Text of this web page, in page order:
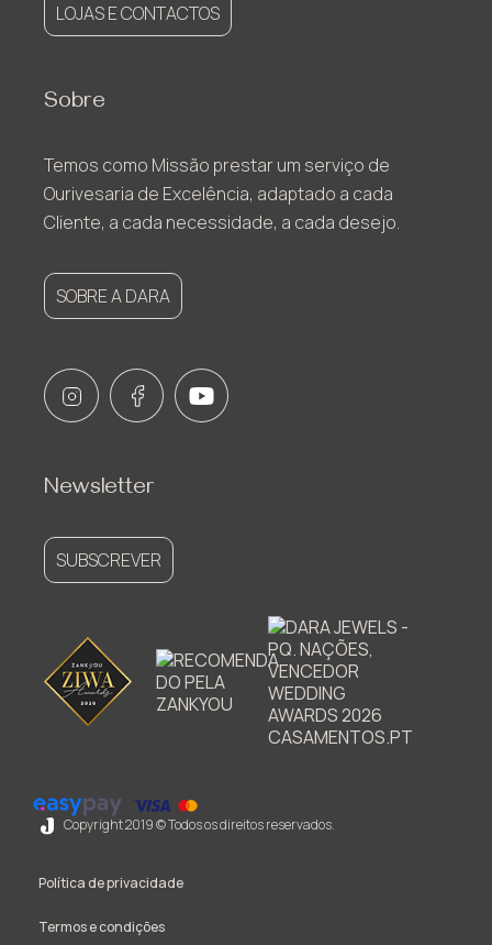
LOJAS E CONTACTOS
Sobre
Temos como Missão prestar um serviço de
Ourivesaria de Excelência, adaptado a cada
Cliente, a cada necessidade, a cada desejo.
SOBRE A DARA
Newsletter
SUBSCREVER
Copyright 2019 © Todos os direitos reservados.
Política de privacidade
Termos e condições